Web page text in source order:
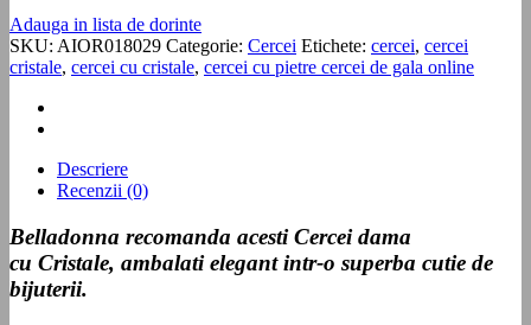
Adauga in lista de dorinte
SKU: AIOR018029 Categorie: Cercei Etichete: cercei, cercei
cristale, cercei cu cristale, cercei cu pietre cercei de gala online
Descriere
Recenzii (0)
Belladonna recomanda acesti Cercei dama
cu Cristale, ambalati elegant intr-o superba cutie de
bijuterii.